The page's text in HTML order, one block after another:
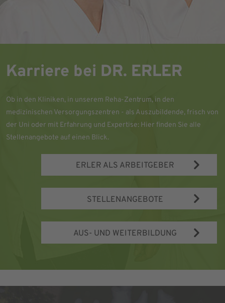
Karriere bei DR. ERLER
Ob in den Kliniken, in unserem Reha-Zentrum, in den
medizinischen Versorgungszentren - als Auszubildende, frisch von
der Uni oder mit Erfahrung und Expertise: Hier finden Sie alle
Stellenangebote auf einen Blick.
ERLER ALS ARBEITGEBER
STELLENANGEBOTE
AUS- UND WEITERBILDUNG